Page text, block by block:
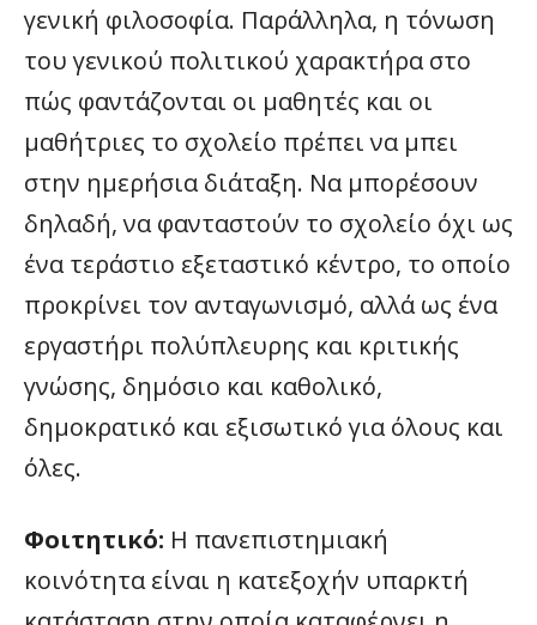
γενική φιλοσοφία. Παράλληλα, η τόνωση
του γενικού πολιτικού χαρακτήρα στο
πώς φαντάζονται οι μαθητές και οι
μαθήτριες το σχολείο πρέπει να μπει
στην ημερήσια διάταξη. Να μπορέσουν
δηλαδή, να φανταστούν το σχολείο όχι ως
ένα τεράστιο εξεταστικό κέντρο, το οποίο
προκρίνει τον ανταγωνισμό, αλλά ως ένα
εργαστήρι πολύπλευρης και κριτικής
γνώσης, δημόσιο και καθολικό,
δημοκρατικό και εξισωτικό για όλους και
όλες.
Φοιτητικό: Η πανεπιστημιακή
κοινότητα είναι η κατεξοχήν υπαρκτή